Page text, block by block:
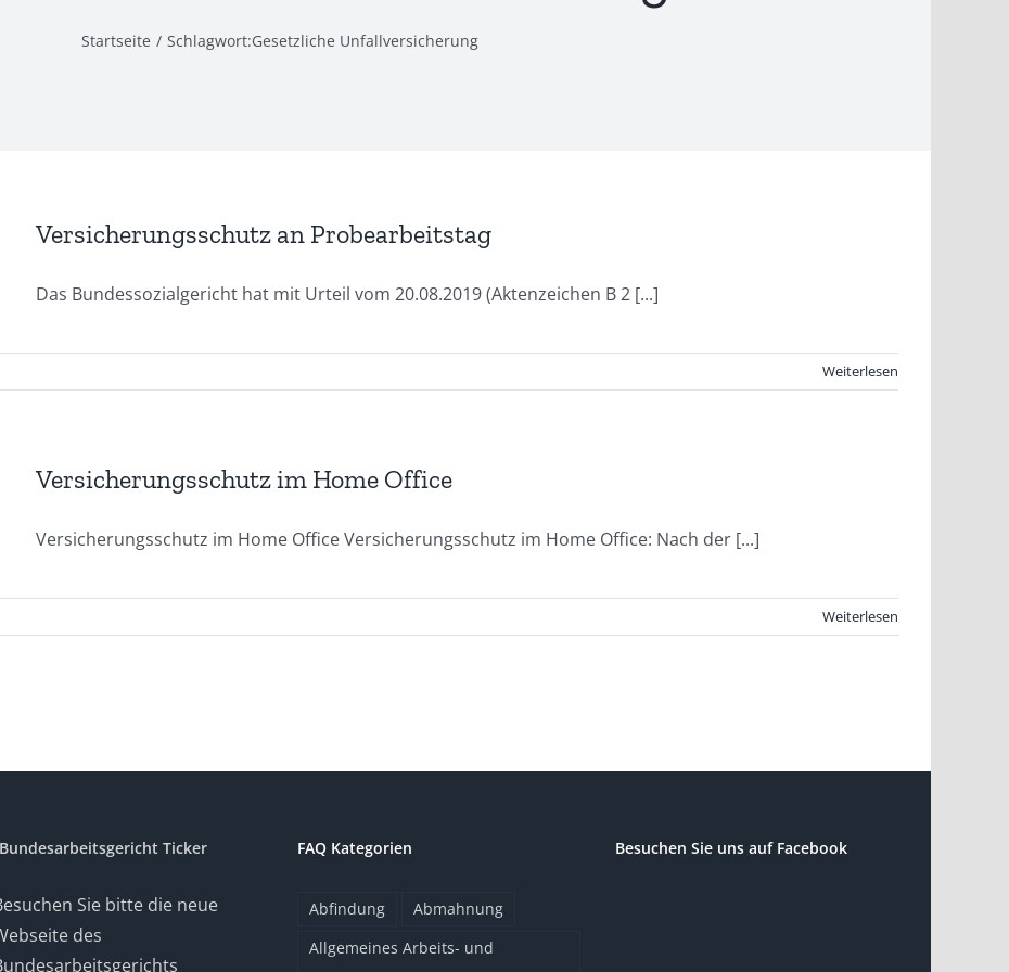
Startseite Schlagwort:Gesetzliche Unfallversicherung
Versicherungsschutz an Probearbeitstag
Das Bundessozialgericht hat mit Urteil vom 20.08.2019 (Aktenzeichen B 2 [...]
Weiterlesen
Versicherungsschutz im Home Office
Versicherungsschutz im Home Office Versicherungsschutz im Home Office: Nach der [...]
Weiterlesen
Bundesarbeitsgericht Ticker
Sie bitte die neue
des
FAQ Kategorien
Abfindung
Abmahnung
Allgemeines Arbeits- und
Besuchen Sie uns auf Facebook